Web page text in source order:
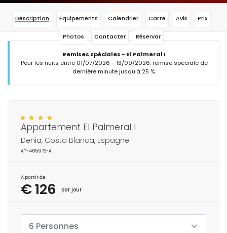
Description Équipements Calendrier Carte Avis Prix
Photos Contacter Réservar
Remises spéciales - El Palmeral I
Pour les nuits entre 01/07/2026 - 13/09/2026: remise spéciale de
dernière minute jusqu'à 25 %.
Appartement El Palmeral I
Denia, Costa Blanca, Espagne
AT-465972-A
À partir de
€ 126 par jour
6 Personnes